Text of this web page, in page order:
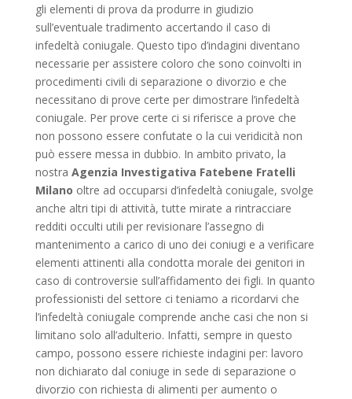
gli elementi di prova da produrre in giudizio
sull’eventuale tradimento accertando il caso di
infedeltà coniugale. Questo tipo d’indagini diventano
necessarie per assistere coloro che sono coinvolti in
procedimenti civili di separazione o divorzio e che
necessitano di prove certe per dimostrare l’infedeltà
coniugale. Per prove certe ci si riferisce a prove che
non possono essere confutate o la cui veridicità non
può essere messa in dubbio. In ambito privato, la
nostra Agenzia Investigativa Fatebene Fratelli
Milano oltre ad occuparsi d’infedeltà coniugale, svolge
anche altri tipi di attività, tutte mirate a rintracciare
redditi occulti utili per revisionare l’assegno di
mantenimento a carico di uno dei coniugi e a verificare
elementi attinenti alla condotta morale dei genitori in
caso di controversie sull’affidamento dei figli. In quanto
professionisti del settore ci teniamo a ricordarvi che
l’infedeltà coniugale comprende anche casi che non si
limitano solo all’adulterio. Infatti, sempre in questo
campo, possono essere richieste indagini per: lavoro
non dichiarato dal coniuge in sede di separazione o
divorzio con richiesta di alimenti per aumento o